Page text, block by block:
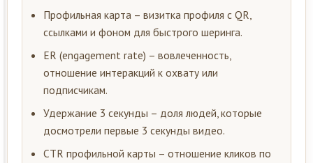
Профильная карта – визитка профиля с QR,
ссылками и фоном для быстрого шеринга.
ER (engagement rate) – вовлеченность,
отношение интеракций к охвату или
подписчикам.
Удержание 3 секунды – доля людей, которые
досмотрели первые 3 секунды видео.
CTR профильной карты – отношение кликов по